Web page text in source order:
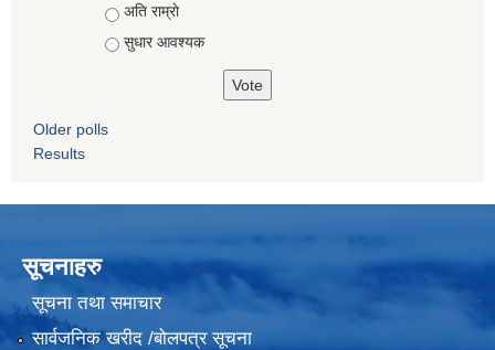
अति राम्राे
सुधार आवश्यक
Older polls
Results
सूचनाहरु
सूचना तथा समाचार
सार्वजनिक खरीद /बोलपत्र सूचना